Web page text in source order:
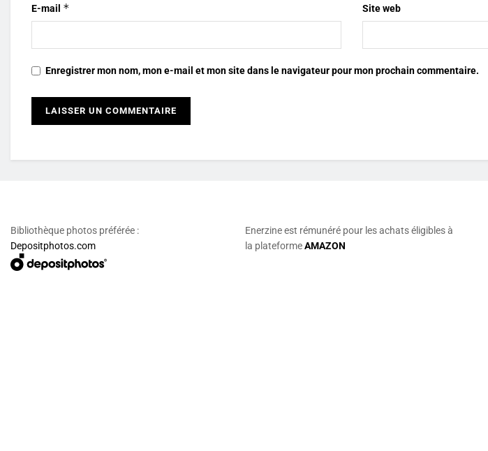
E-mail * Site web
Enregistrer mon nom, mon e-mail et mon site dans le navigateur pour mon prochain commentaire.
Bibliothèque photos préférée :
Depositphotos.com
Enerzine est rémunéré pour les achats éligibles à
la plateformeAMAZON